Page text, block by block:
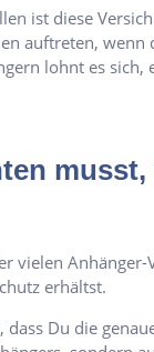
ist diese
auftreten,
lohnt es
vielen
erhältst.
dass Du die